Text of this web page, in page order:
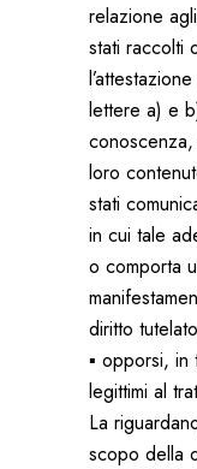
relazione
stati raccolti
lettere a) e
loro
stati
in cui tale
o comporta
diritto
▪ opporsi, in
legittimi al
La
scopo della